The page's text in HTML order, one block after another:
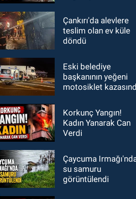
Çankırı'da alevlere
teslim olan ev küle
döndü
Eski belediye
başkanının yeğeni
motosiklet
Korkunç Yangın!
Kadın Yanarak Can
Verdi
Çaycuma
su samuru
görüntülendi